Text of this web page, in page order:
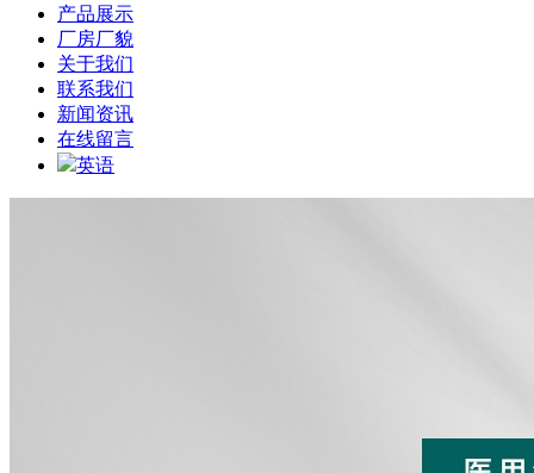
产品展示
厂房厂貌
关于我们
联系我们
新闻资讯
在线留言
英语